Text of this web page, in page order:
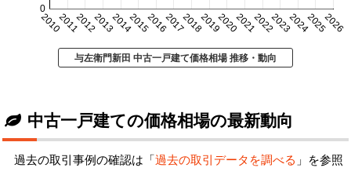
20102011201220132014201520162017201820192020202120222023202420252026
0
与左衛門新田 中古一戸建て価格相場 推移・動向
中古一戸建ての価格相場の最新動向
過去の取引事例の確認は「過去の取引データを調べる 」を参照